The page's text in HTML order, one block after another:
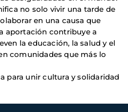
no solo vivir una tarde de
en una causa que
aportación contribuye a
la educación, la salud y el
comunidades que más lo
para unir cultura y solidaridad